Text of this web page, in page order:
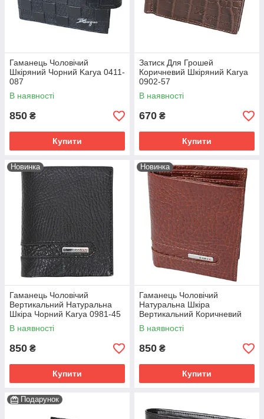
Гаманець Чоловічий
Шкіряний Чорний Karya 0411-
087
В наявності
850 ₴
Купити
Затиск Для Грошей
Коричневий Шкіряний Karya
0902-57
В наявності
670 ₴
Купити
Новинка
Гаманець Чоловічий
Вертикальний Натуральна
Шкіра Чорний Karya 0981-45
В наявності
850 ₴
Купити
Новинка
Гаманець Чоловічий
Натуральна Шкіра
Вертикальний Коричневий
Karya 0981-38
В наявності
850 ₴
Купити
Подарунок